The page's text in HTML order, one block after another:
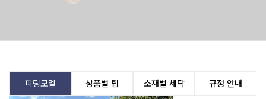
피팅모델 상품별 팁 소재별 세탁 규정 안내